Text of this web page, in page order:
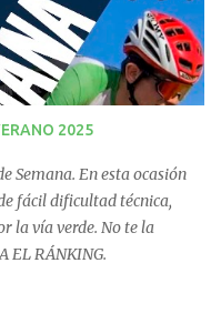
2025
Semana. En esta ocasión
fácil dificultad técnica,
la vía verde. No te la
EL RÁNKING.